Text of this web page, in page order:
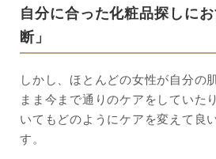
自分に合った化粧品探しに
断」
しかし、ほとんどの女性が自分の
まま今まで通りのケアをしていた
いてもどのようにケアを変えて良
す。